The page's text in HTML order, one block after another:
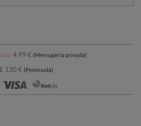
: 4,99 € (Mensajería privada)
120 € (Península)